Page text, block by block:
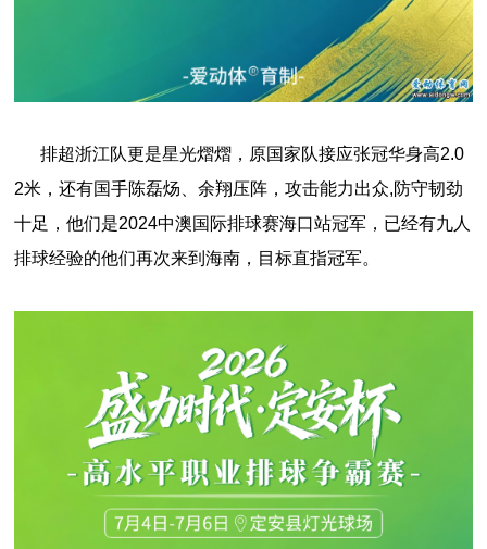
排超浙江队更是星光熠熠，原国家队接应张冠华身高2.0
2米，还有国手陈磊炀、余翔压阵，攻击能力出众,防守韧劲
十足，他们是2024中澳国际排球赛海口站冠军，已经有九人
排球经验的他们再次来到海南，目标直指冠军。